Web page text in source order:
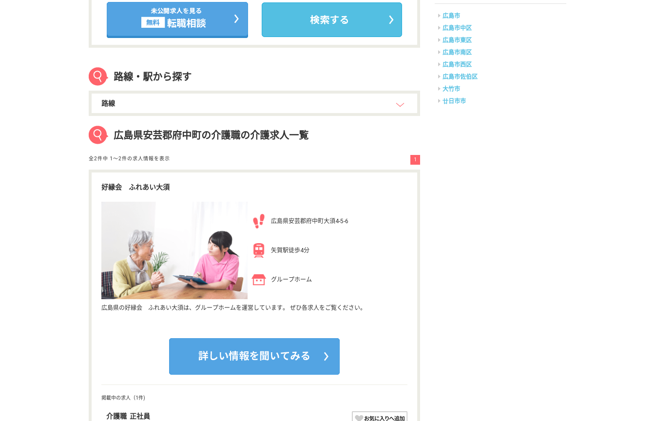
路線・駅から探す
路線
広島県安芸郡府中町の介護職の介護求人一覧
全2件中 1〜2件の求人情報を表示 1
好縁会 ふれあい大須
広島県安芸郡府中町大須4-5-6
矢賀駅徒歩4分
グループホーム
広島県の好縁会 ふれあい大須は、グループホームを運営しています。 ぜひ各求人をご覧ください。
掲載中の求人（1件)
介護職 正社員
広島市
広島市中区
広島市東区
広島市南区
広島市西区
広島市佐伯区
大竹市
廿日市市